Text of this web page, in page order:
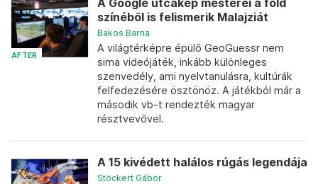
AFTER
A Google utcakép mesterei a föld
színéből is felismerik Malajziát
Bakos Barna
A világtérképre épülő GeoGuessr nem
sima videójáték, inkább különleges
szenvedély, ami nyelvtanulásra, kultúrák
felfedezésére ösztönöz. A játékból már a
második vb-t rendezték magyar
résztvevővel.
A 15 kivédett halálos rúgás legendája
Stöckert Gábor